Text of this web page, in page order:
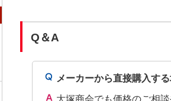
Q＆A
メーカーから直接購入す
大塚商会でも価格のご相